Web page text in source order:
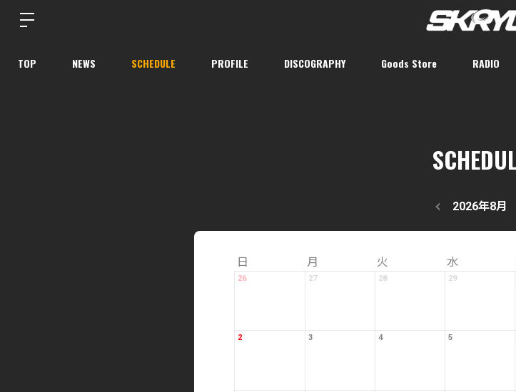
TOP NEWS SCHEDULE PROFILE DISCOGRAPHY Goods Store RADIO
2026年8月
日 月 火 水
26 27 28 29
2 3 4 5